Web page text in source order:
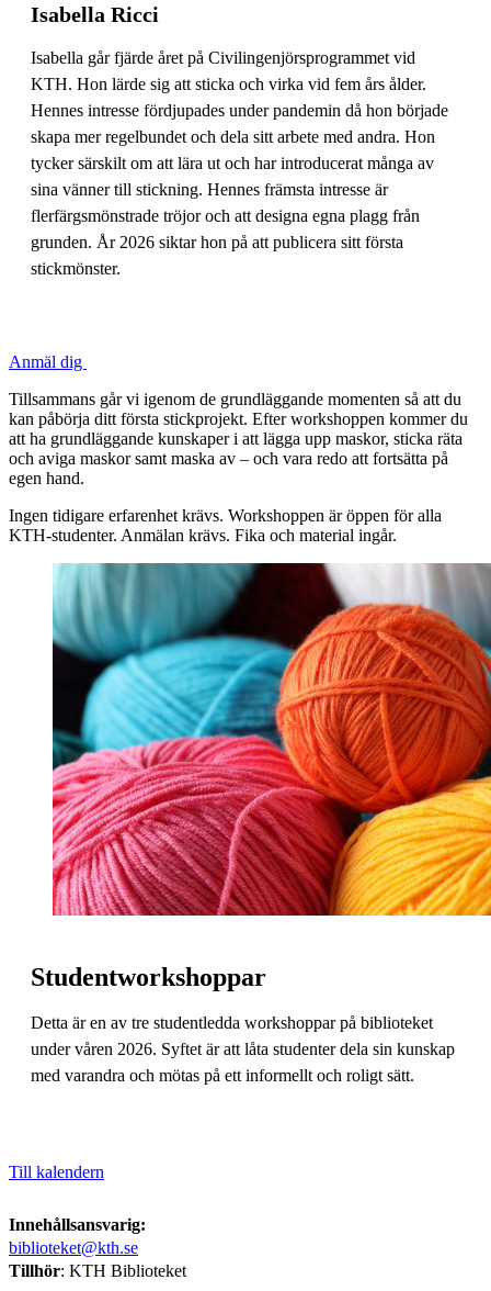
Isabella Ricci
Isabella går fjärde året på Civilingenjörsprogrammet vid
KTH. Hon lärde sig att sticka och virka vid fem års ålder.
Hennes intresse fördjupades under pandemin då hon började
skapa mer regelbundet och dela sitt arbete med andra. Hon
tycker särskilt om att lära ut och har introducerat många av
sina vänner till stickning. Hennes främsta intresse är
flerfärgsmönstrade tröjor och att designa egna plagg från
grunden. År 2026 siktar hon på att publicera sitt första
stickmönster.
Anmäl dig
Tillsammans går vi igenom de grundläggande momenten så att du
kan påbörja ditt första stickprojekt. Efter workshoppen kommer du
att ha grundläggande kunskaper i att lägga upp maskor, sticka räta
och aviga maskor samt maska av – och vara redo att fortsätta på
egen hand.
Ingen tidigare erfarenhet krävs. Workshoppen är öppen för alla
KTH-studenter. Anmälan krävs. Fika och material ingår.
Studentworkshoppar
Detta är en av tre studentledda workshoppar på biblioteket
under våren 2026. Syftet är att låta studenter dela sin kunskap
med varandra och mötas på ett informellt och roligt sätt.
Till kalendern
Innehållsansvarig:
biblioteket@kth.se
Tillhör: KTH Biblioteket